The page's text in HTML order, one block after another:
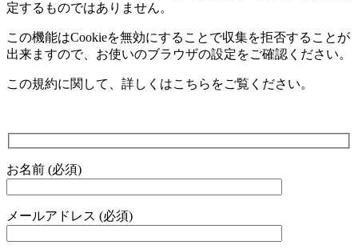
定するものではありません。
この機能はCookieを無効にすることで収集を拒否することが
出来ますので、お使いのブラウザの設定をご確認ください。
この規約に関して、詳しくはこちらをご覧ください。
お名前 (必須)
メールアドレス (必須)